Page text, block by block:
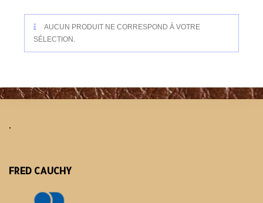
AUCUN PRODUIT NE CORRESPOND À VOTRE
SÉLECTION.
.
FRED CAUCHY